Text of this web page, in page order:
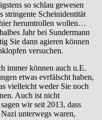
so schlau gewesen
stringente Scheinidentität
herumtrollen wollen…
Jahr bei Sundermann
Sie dann agieren können
versuchen.
immer können auch u.E.
etwas evrfälscht haben,
vielleicht weder Sie noch
Auch ist nicht
wir seit 2013, dass
unterwegs waren,